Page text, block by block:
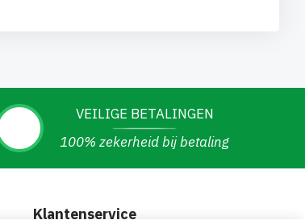
VEILIGE BETALINGEN
100% zekerheid bij betaling
Klantenservice